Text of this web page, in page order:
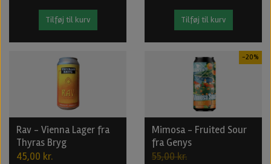
Tilføj til kurv Tilføj til kurv
Rav - Vienna Lager fra
Thyras Bryg
45,00 kr.
-20%
Mimosa - Fruited Sour
fra Genys
55,00 kr.